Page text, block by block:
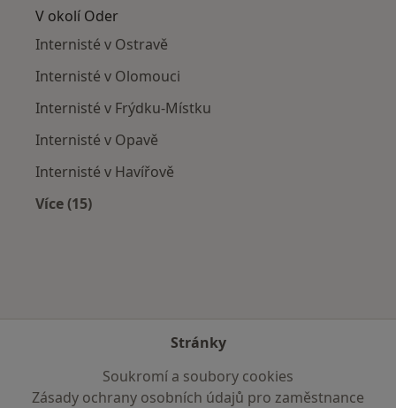
V okolí Oder
Internisté v Ostravě
Internisté v Olomouci
Internisté v Frýdku-Místku
Internisté v Opavě
Internisté v Havířově
Více (15)
Stránky
Soukromí a soubory cookies
Zásady ochrany osobních údajů pro zaměstnance